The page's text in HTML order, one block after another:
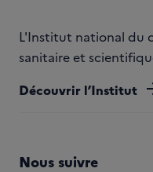
L'Institut national du
sanitaire et
Découvrir l’Institut
Nous suivre